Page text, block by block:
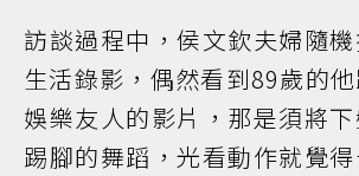
訪談過程中，侯文欽夫婦隨
生活錄影，偶然看到89歲的他
娛樂友人的影片，那是須將
踢腳的舞蹈，光看動作就覺